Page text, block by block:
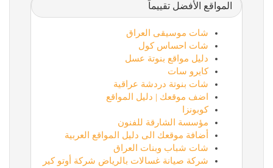
المواقع الأفضل تقييماً
شات موسيقى العراق
شات احساس كول
دليل مواقع بنوتة عسل
كايرو سات
شات بنوتة دردشة عراقية
اضف موقعك | دليل المواقع
كوبونزا
مؤسسة الشارقة للفنون
أضافة موقعك الى دليل المواقع العربية
شات شباب وبنات العراق
شركة صيانة غسالات بالرياض شركة أوتو كير